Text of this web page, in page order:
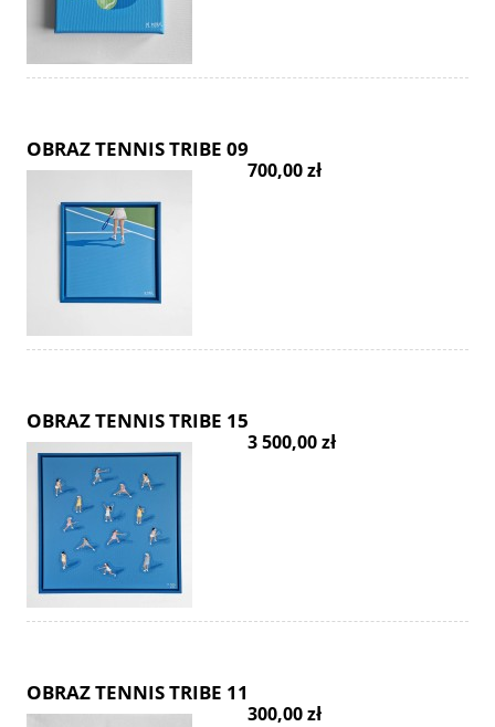
OBRAZ TENNIS TRIBE 09
700,00 zł
OBRAZ TENNIS TRIBE 15
3 500,00 zł
OBRAZ TENNIS TRIBE 11
300,00 zł